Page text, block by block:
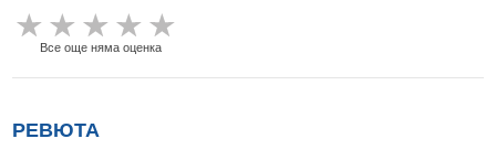
Все още няма оценка
РЕВЮТА